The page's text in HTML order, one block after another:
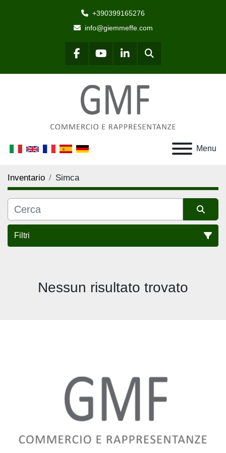
+390399165276
info@giemmeffe.com
facebookyoutubelinkedinCerca
Menu
Inventario Simca
Filtri
Ordina per
Nessun risultato trovato